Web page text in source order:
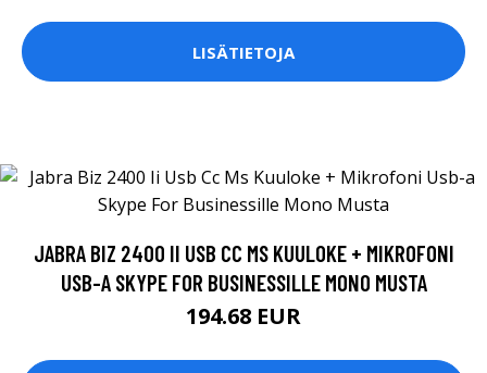
LISÄTIETOJA
JABRA BIZ 2400 II USB CC MS KUULOKE + MIKROFONI
USB-A SKYPE FOR BUSINESSILLE MONO MUSTA
194.68 EUR